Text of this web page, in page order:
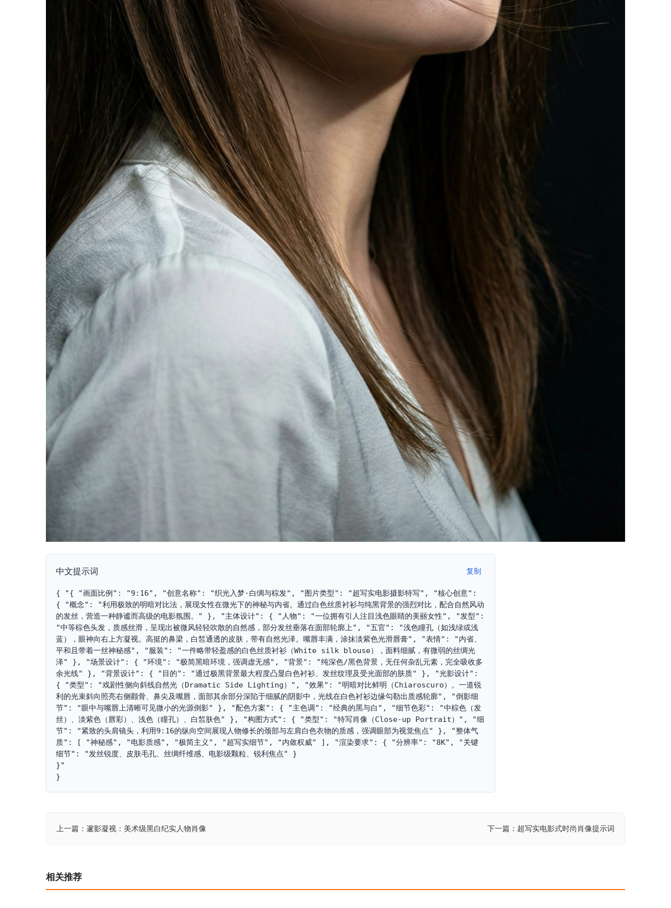
中文提示词 复制
{ "{ "画面比例": "9:16", "创意名称": "织光入梦·白绸与棕发", "图片类型": "超写实电影摄影特写", "核心创意":
{ "概念": "利用极致的明暗对比法，展现女性在微光下的神秘与内省。通过白色丝质衬衫与纯黑背景的强烈对比，配合自然风动
的发丝，营造一种静谧而高级的电影氛围。" }, "主体设计": { "人物": "一位拥有引人注目浅色眼睛的美丽女性", "发型":
"中等棕色头发，质感丝滑，呈现出被微风轻轻吹散的自然感，部分发丝垂落在面部轮廓上", "五官": "浅色瞳孔（如浅绿或浅
蓝），眼神向右上方凝视。高挺的鼻梁，白皙通透的皮肤，带有自然光泽。嘴唇丰满，涂抹淡紫色光滑唇膏", "表情": "内省、
平和且带着一丝神秘感", "服装": "一件略带轻盈感的白色丝质衬衫（White silk blouse），面料细腻，有微弱的丝绸光
泽" }, "场景设计": { "环境": "极简黑暗环境，强调虚无感", "背景": "纯深色/黑色背景，无任何杂乱元素，完全吸收多
余光线" }, "背景设计": { "目的": "通过极黑背景最大程度凸显白色衬衫、发丝纹理及受光面部的肤质" }, "光影设计":
{ "类型": "戏剧性侧向斜线自然光（Dramatic Side Lighting）", "效果": "明暗对比鲜明（Chiaroscuro）。一道锐
利的光束斜向照亮右侧颧骨、鼻尖及嘴唇，面部其余部分深陷于细腻的阴影中，光线在白色衬衫边缘勾勒出质感轮廓", "倒影细
节": "眼中与嘴唇上清晰可见微小的光源倒影" }, "配色方案": { "主色调": "经典的黑与白", "细节色彩": "中棕色（发
丝）、淡紫色（唇彩）、浅色（瞳孔）、白皙肤色" }, "构图方式": { "类型": "特写肖像（Close-up Portrait）", "细
节": "紧致的头肩镜头，利用9:16的纵向空间展现人物修长的颈部与左肩白色衣物的质感，强调眼部为视觉焦点" }, "整体气
质": [ "神秘感", "电影质感", "极简主义", "超写实细节", "内敛权威" ], "渲染要求": { "分辨率": "8K", "关键
细节": "发丝锐度、皮肤毛孔、丝绸纤维感、电影级颗粒、锐利焦点" }
}"
}
文
航
上一篇：邃影凝视：美术级黑白纪实人物肖像 下一篇：超写实电影式时尚肖像提示词
相关推荐